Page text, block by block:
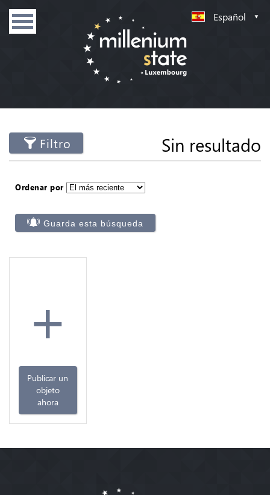
Español
Filtro Sin resultado
Ordenar por
Guarda esta búsqueda
+
Publicar un
objeto
ahora